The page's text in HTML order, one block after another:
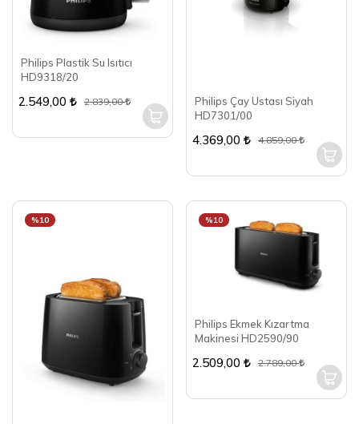
Philips Plastik Su Isıtıcı
HD9318/20
2.549,00 2.839,00
Philips Çay Ustası Siyah
HD7301/00
4.369,00 4.859,00
%10
Philips Ekmek Kızartma
Makinesi HD2590/90
%10
2.509,00 2.789,00